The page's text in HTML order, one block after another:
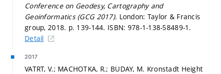
Conference on Geodesy, Cartography and
Geoinformatics (GCG 2017). London: Taylor & Francis
group, 2018. p. 139-144. ISBN: 978-1-138-58489-1.
Detail
2017
VATRT, V.; MACHOTKA, R.; BUDAY, M. Kronstadt Height